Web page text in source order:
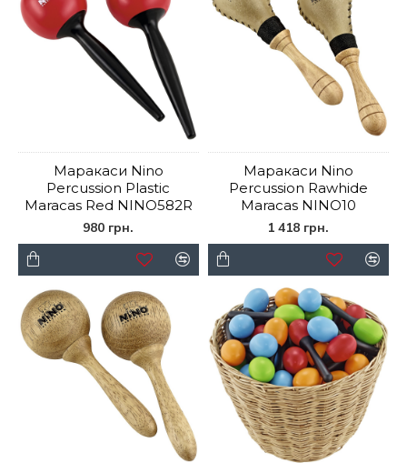
Маракаси Nino
Percussion Plastic
Maracas Red NINO582R
980 грн.
Маракаси Nino
Percussion Rawhide
Maracas NINO10
1 418 грн.